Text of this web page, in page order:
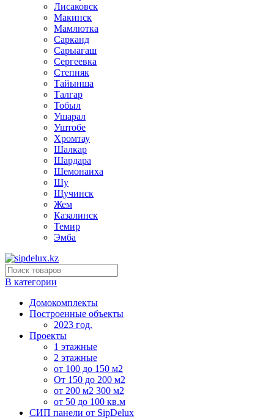
Лисаковск
Макинск
Мамлютка
Сарканд
Сарыагаш
Сергеевка
Степняк
Тайынша
Талгар
Тобыл
Ушарал
Уштобе
Хромтау
Шалкар
Шардара
Шемонаиха
Шу
Щучинск
Жем
Казалинск
Темир
Эмба
В категории
Домокомплекты
Построенные объекты
2023 год.
Проекты
1 этажные
2 этажные
от 100 до 150 м2
От 150 до 200 м2
от 200 м2 300 м2
от 50 до 100 кв.м
СИП панели от SipDelux